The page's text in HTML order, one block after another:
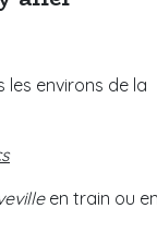
les environs de la
en train ou en